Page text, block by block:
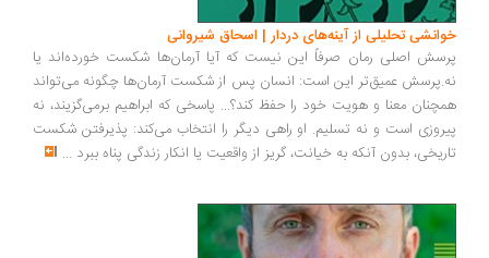
خوانشی تحلیلی از آینه‌های دردار | اسحاق شیروانی
پرسش اصلی رمان صرفاً این نیست که آیا آرمان‌ها شکست خورده‌اند یا
نه.پرسش عمیق‌تر این است: انسان پس از شکست آرمان‌ها چگونه می‌تواند
همچنان معنا و هویت خود را حفظ کند؟... پاسخی که ابراهیم برمی‌گزیند، نه
پیروزی است و نه تسلیم. او راهی دیگر را انتخاب می‌کند: پذیرفتن شکست
تاریخی، بدون آنکه به خیانت، گریز از واقعیت یا انکار زندگی پناه ببرد ...